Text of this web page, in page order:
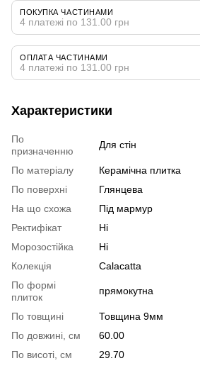
ПОКУПКА ЧАСТИНАМИ
4 платежі по 131.00 грн
ОПЛАТА ЧАСТИНАМИ
4 платежі по 131.00 грн
Характеристики
По
призначенню
Для стін
По матеріалу
Керамічна плитка
По поверхні
Глянцева
На що схожа
Під мармур
Ректифікат
Ні
Морозостійка
Ні
Колекція
Calacatta
По формі
плиток
прямокутна
По товщині
Товщина 9мм
По довжині, см
60.00
По висоті, см
29.70